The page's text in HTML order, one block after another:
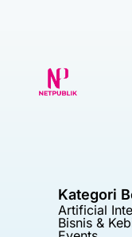
Kategori
Artificial
Bisnis &